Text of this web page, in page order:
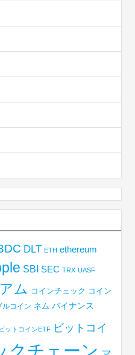
DLT ETH ethereum
SBI SEC TRX UASF
ム コインチェック コイン
ルコイン ネム バイナンス
ビットコインETF ビットコイ
クチェーン